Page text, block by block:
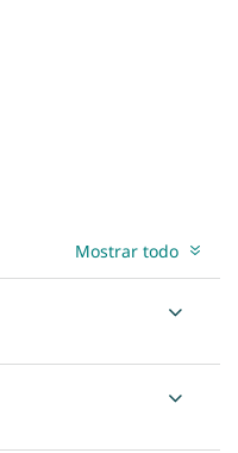
Mostrar todo